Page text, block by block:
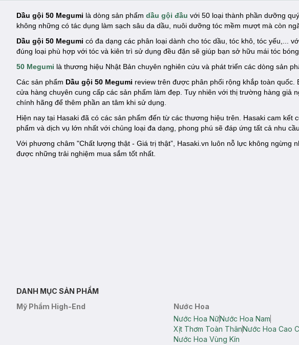
Dầu gội 50 Megumi là dòng sản phẩm dầu gội đầu với 50 loại thành phần dưỡng
không những có tác dụng làm sạch sâu da dầu, nuôi dưỡng tóc mềm mượt mà còn
Dầu gội 50 Megumi có đa dạng các phân loại dành cho tóc dầu, tóc khô, tóc yếu,...
đúng loại phù hợp với tóc và kiên trì sử dụng đều đặn sẽ giúp bạn sở hữu mái tóc
50 Megumi là thương hiệu Nhật Bản chuyên nghiên cứu và phát triển các dòng sản
Các sản phẩm Dầu gội 50 Megumi review trên được phân phối rộng khắp toàn
cửa hàng chuyên cung cấp các sản phẩm làm đẹp. Tuy nhiên với thị trường hàng giả
chính hãng để thêm phần an tâm khi sử dụng.
Hiện nay tại Hasaki đã có các sản phẩm đến từ các thương hiệu trên. Hasaki cam kết
phẩm và dịch vụ lớn nhất với chủng loại đa dạng, phong phú sẽ đáp ứng tất cả nhu
Với phương châm "Chất lượng thật - Giá trị thật”, Hasaki.vn luôn nỗ lực không ngừng
được những trải nghiệm mua sắm tốt nhất.
DANH MỤC SẢN PHẨM
Mỹ Phẩm High-End
Nước Hoa
Nước Hoa NữNước Hoa Nam
Xịt Thơm Toàn ThânNước Hoa Cao
Nước Hoa Vùng Kín